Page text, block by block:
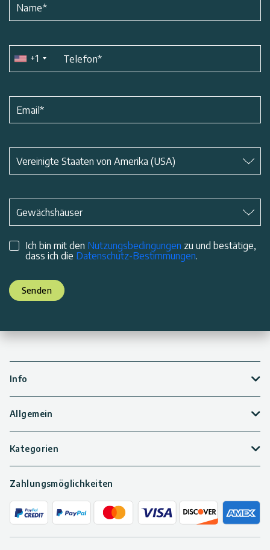
Name*
+1 Telefon*
Email*
Vereinigte Staaten von Amerika (USA)
Gewächshäuser
Ich bin mit den Nutzungsbedingungen zu und bestätige,
dass ich die Datenschutz-Bestimmungen.
Senden
Info
Allgemein
Kategorien
Zahlungsmöglichkeiten